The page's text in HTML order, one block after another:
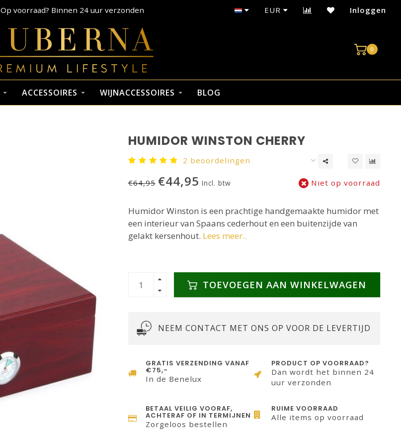
Op voorraad? Binnen 24 uur verzonden EUR Inloggen
0
ACCESSOIRES WIJNACCESSOIRES BLOG
HUMIDOR WINSTON CHERRY
2 beoordelingen
€64,95 €44,95 Incl. btw Niet op voorraad
Humidor Winston is een prachtige handgemaakte humidor met
een interieur van Spaans cederhout en een buitenzijde van
gelakt kersenhout. Lees meer..
TOEVOEGEN AAN WINKELWAGEN
NEEM CONTACT MET ONS OP VOOR DE LEVERTIJD
GRATIS VERZENDING VANAF
€75,-
In de Benelux
PRODUCT OP VOORRAAD?
Dan wordt het binnen 24
uur verzonden
BETAAL VEILIG VOORAF,
ACHTERAF OF IN TERMIJNEN
Zorgeloos bestellen
RUIME VOORRAAD
Alle items op voorraad